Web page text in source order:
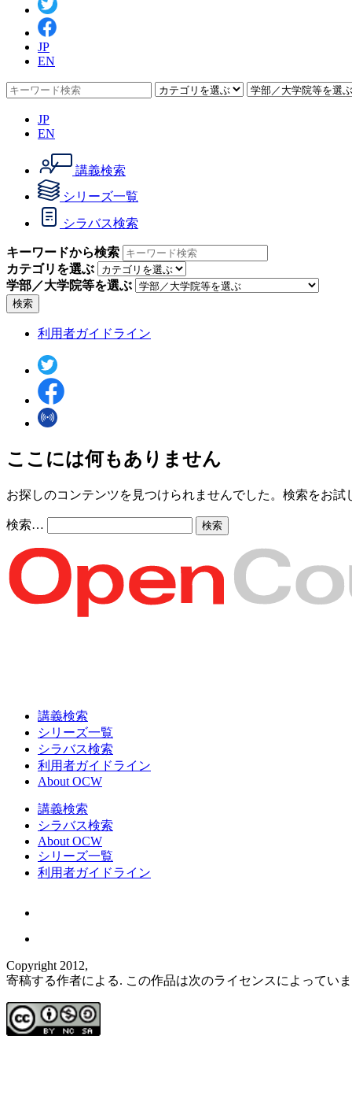
JP
EN
JP
EN
講義検索
シリーズ一覧
シラバス検索
キーワードから検索
カテゴリを選ぶ
学部／大学院等を選ぶ
検索
利用者ガイドライン
ここには何もありません
お探しのコンテンツを見つけられませんでした。検索をお試
検索…
講義検索
シリーズ一覧
シラバス検索
利用者ガイドライン
About OCW
講義検索
シラバス検索
About OCW
シリーズ一覧
利用者ガイドライン
Copyright 2012,
寄稿する作者による. この作品は次のライセンスによってい